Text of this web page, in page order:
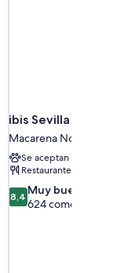
ibis Sevilla
Macarena Norte
Se aceptan mascotas
Restaurante
8.4
sobre
8,4Muy bueno
624 comentarios